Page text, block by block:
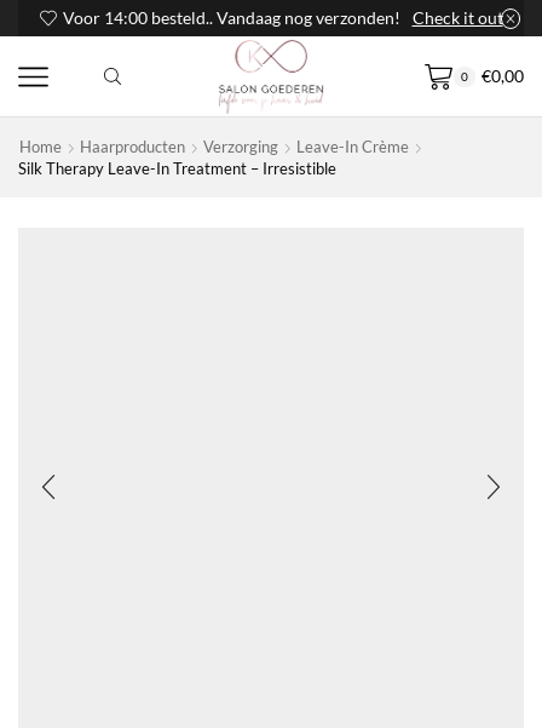
Voor 14:00 besteld.. Vandaag nog verzonden! Check it out
0 €0,00
Home Haarproducten Verzorging
Leave-In Crème
Silk Therapy Leave-In Treatment – Irresistible